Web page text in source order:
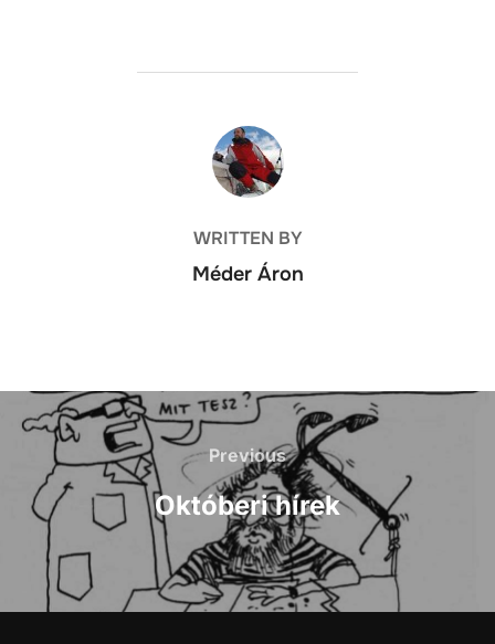
POST AUTHOR
WRITTEN BY
Méder Áron
Bejegyzés
navigáció
Previous
Previous
Októberi hírek